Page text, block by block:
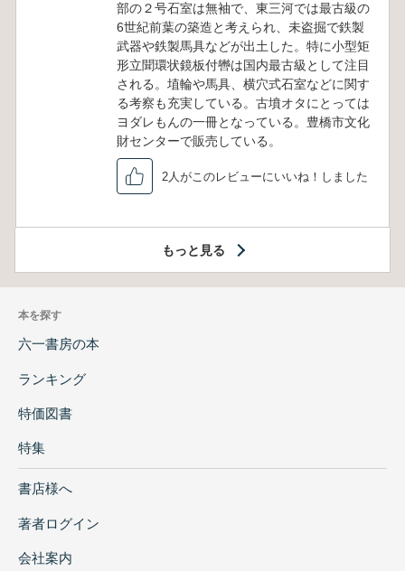
部の２号石室は無袖で、東三河では最古級の
6世紀前葉の築造と考えられ、未盗掘で鉄製
武器や鉄製馬具などが出土した。特に小型矩
形立聞環状鏡板付轡は国内最古級として注目
される。埴輪や馬具、横穴式石室などに関す
る考察も充実している。古墳オタにとっては
ヨダレもんの一冊となっている。豊橋市文化
財センターで販売している。
2人がこのレビューにいいね！しました
もっと見る
本を探す
六一書房の本
ランキング
特価図書
特集
書店様へ
著者ログイン
会社案内